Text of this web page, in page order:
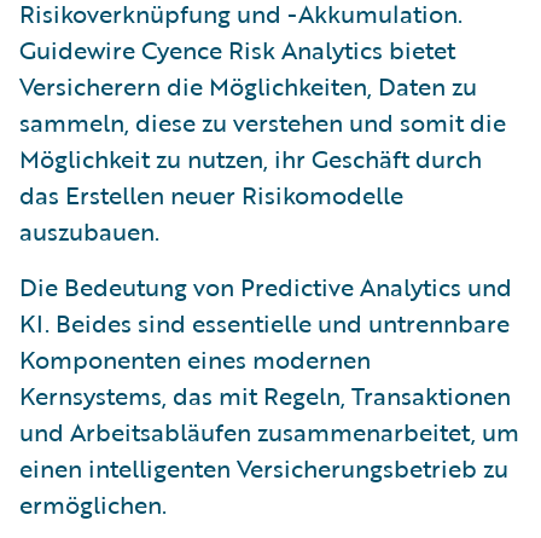
Risikoverknüpfung und -Akkumulation.
Guidewire Cyence Risk Analytics bietet
Versicherern die Möglichkeiten, Daten zu
sammeln, diese zu verstehen und somit die
Möglichkeit zu nutzen, ihr Geschäft durch
das Erstellen neuer Risikomodelle
auszubauen.
Die Bedeutung von Predictive Analytics und
KI. Beides sind essentielle und untrennbare
Komponenten eines modernen
Kernsystems, das mit Regeln, Transaktionen
und Arbeitsabläufen zusammenarbeitet, um
einen intelligenten Versicherungsbetrieb zu
ermöglichen.